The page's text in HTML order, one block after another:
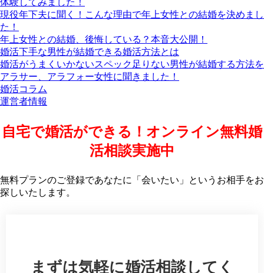
体験してみました！
現役年下夫に聞く！こんな理由で年上女性との結婚を決めまし
た！
年上女性との結婚、後悔している？本音大公開！
婚活下手な男性が結婚できる婚活方法とは
婚活がうまくいかないスペック足りない男性が結婚する方法を
アラサー、アラフォー女性に聞きました！
婚活コラム
運営者情報
自宅で婚活ができる！オンライン無料婚
活相談実施中
無料プランのご登録であなたに「会いたい」というお相手をお
探しいたします。
まずは気軽に婚活相談してく